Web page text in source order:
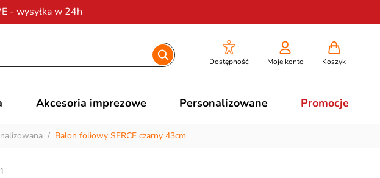
- wysyłka w 24h
od 200 zł
Dostępność Moje konto Koszyk
Akcesoria imprezowe Personalizowane Promocje
/ Balon foliowy SERCE czarny 43cm